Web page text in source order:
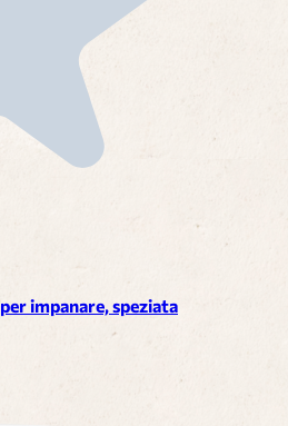
impanare, speziata